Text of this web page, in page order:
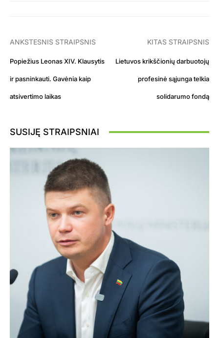
ANKSTESNIS STRAIPSNIS
Popiežius Leonas XIV. Klausytis
ir pasninkauti. Gavėnia kaip
atsivertimo laikas
KITAS STRAIPSNIS
Lietuvos krikščionių darbuotojų
profesinė sąjunga telkia
solidarumo fondą
SUSIJĘ STRAIPSNIAI